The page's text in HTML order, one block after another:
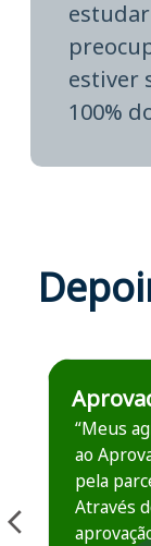
estiver
100%
Estudante
“Meus
ao
pela
Através